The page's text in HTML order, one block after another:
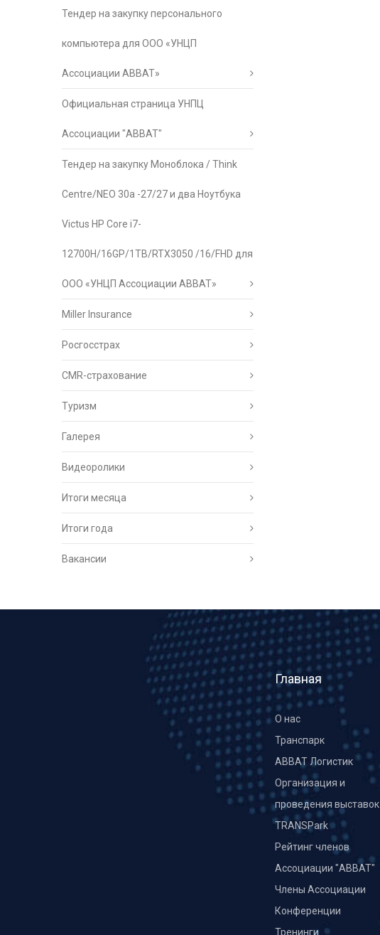
Тендер на закупку персонального
компьютера для ООО «УНЦП
Ассоциации АВВАТ»
Официальная страница УНПЦ
Ассоциации "АВВАТ"
Тендер на закупку Моноблока / Think
Centre/NEO 30a -27/27 и два Ноутбука
Victus HP Core i7-
12700H/16GP/1TB/RTX3050 /16/FHD для
ООО «УНЦП Ассоциации АВВАТ»
Miller Insurance
Росгосстрах
CMR-страхование
Туризм
Галерея
Видеоролики
Итоги месяца
Итоги года
Вакансии
Главная
О нас
Транспарк
ABBAT Логистик
Организация и
проведения выставок
TRANSPark
Рейтинг членов
Ассоциации "АВВАТ"
Члены Ассоциации
Конференции
Тренинги